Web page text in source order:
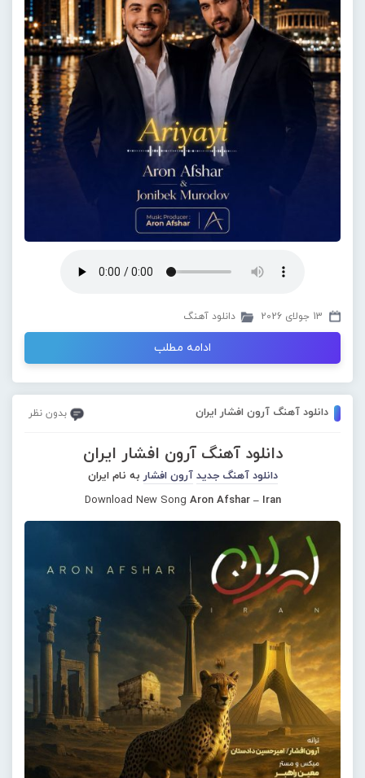
13 جولای 2026 دانلود آهنگ
ادامه مطلب
دانلود آهنگ آرون افشار ایران بدون نظر
دانلود آهنگ آرون افشار ایران
دانلود آهنگ جدید آرون افشار به نام ایران
Download New Song Aron Afshar – Iran